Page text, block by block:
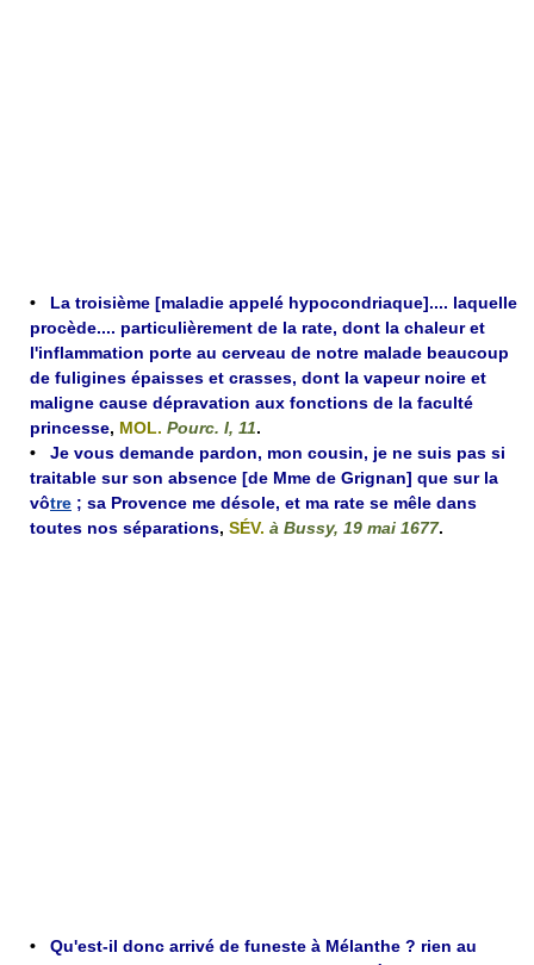
• La troisième [maladie appelé hypocondriaque].... laquelle
procède.... particulièrement de la rate, dont la chaleur et
l'inflammation porte au cerveau de notre malade beaucoup
de fuligines épaisses et crasses, dont la vapeur noire et
maligne cause dépravation aux fonctions de la faculté
princesse, MOL. Pourc. I, 11.
• Je vous demande pardon, mon cousin, je ne suis pas si
traitable sur son absence [de Mme de Grignan] que sur la
vôtre ; sa Provence me désole, et ma rate se mêle dans
toutes nos séparations, SÉV. à Bussy, 19 mai 1677.
• Qu'est-il donc arrivé de funeste à Mélanthe ? rien au